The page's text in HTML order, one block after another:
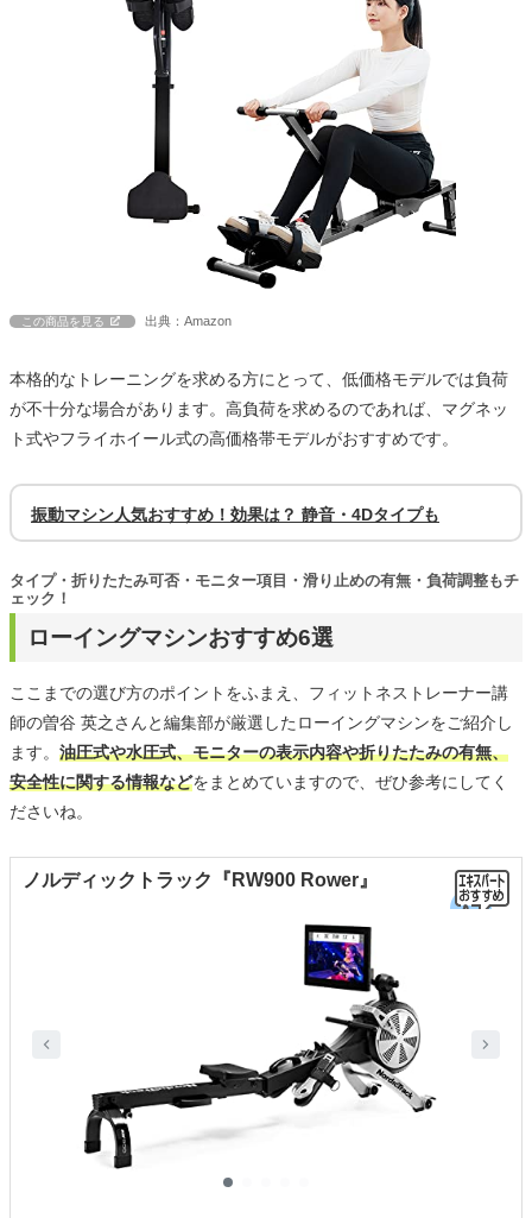
この商品を見る 出典：Amazon
本格的なトレーニングを求める方にとって、低価格モデルでは負荷
が不十分な場合があります。高負荷を求めるのであれば、マグネッ
ト式やフライホイール式の高価格帯モデルがおすすめです。
振動マシン人気おすすめ！効果は？ 静音・4Dタイプも
ローイングマシンおすすめ6選
タイプ・折りたたみ可否・モニター項目・滑り止めの有無・負荷調整もチ
ェック！
ここまでの選び方のポイントをふまえ、フィットネストレーナー講
師の曽谷 英之さんと編集部が厳選したローイングマシンをご紹介し
ます。 油圧式や水圧式、モニターの表示内容や折りたたみの有無、
安全性に関する情報などをまとめていますので、ぜひ参考にしてく
ださいね。
ノルディックトラック『RW900 Rower』